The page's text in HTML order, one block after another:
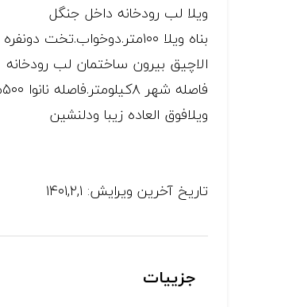
ویلا لب رودخانه داخل جنگل
بناه ویلا ۱۰۰متر.دوخواب.تخت دونفره دوعدد.پتو۳ عدد
الاچیق بیرون ساختمان لب رودخانه
فاصله شهر ۸کیلومتر.فاصله نانوا ۵۰۰متر.فاصله رستوران ۱۰۰متر
ویلافوق العاده زیبا ودلنشین
تاریخ آخرین ویرایش: ۱۴۰۱,۲,۱
جزییات